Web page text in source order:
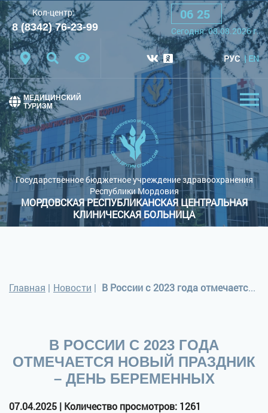
Шрифт: A A A
Цветовая схема: Черная схема
Обычный сайт
Кол-центр:
8 (8342) 76-23-99
06 25
Сегодня:08.08.2026г.
РУС EN
Государственное бюджетное учреждение здравоохранения
Республики Мордовия
МОРДОВСКАЯ РЕСПУБЛИКАНСКАЯ ЦЕНТРАЛЬНАЯ
КЛИНИЧЕСКАЯ БОЛЬНИЦА
МЕДИЦИНСКИЙ
ТУРИЗМ
Главная | Новости | В России с 2023 года отмечается новый праздник – День беременных
В РОССИИ С 2023 ГОДА
ОТМЕЧАЕТСЯ НОВЫЙ ПРАЗДНИК
– ДЕНЬ БЕРЕМЕННЫХ
07.04.2025 | Количество просмотров: 1261